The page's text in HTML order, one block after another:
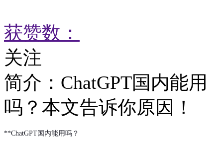
获赞数：
关注
简介： ChatGPT国内能用
吗？本文告诉你原因！
**ChatGPT国内能用吗？